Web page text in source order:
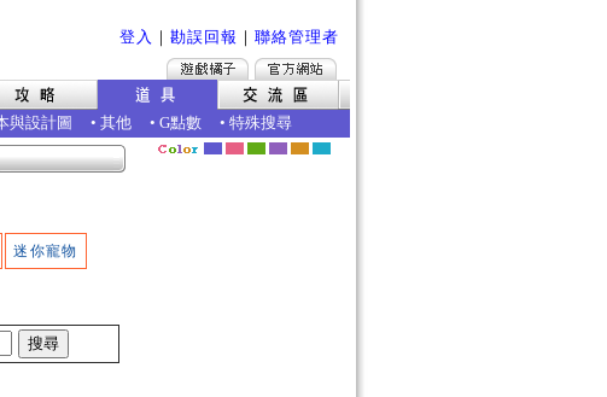
登入 ｜ 勘誤回報 ｜ 聯絡管理者
與設計圖 • 其他 • G點數 • 特殊搜尋
迷你寵物